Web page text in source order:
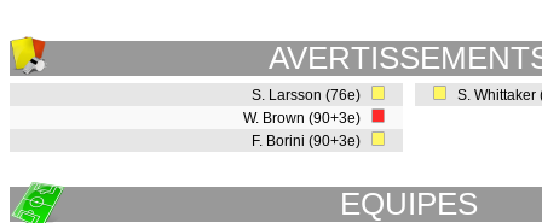
S. Larsson (76e)
W. Brown (90+3e)
F. Borini (90+3e)
S.
EQUIPES